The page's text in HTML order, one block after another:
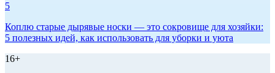
5
Коплю старые дырявые носки — это сокровище для хозяйки:
5 полезных идей, как использовать для уборки и уюта
16+